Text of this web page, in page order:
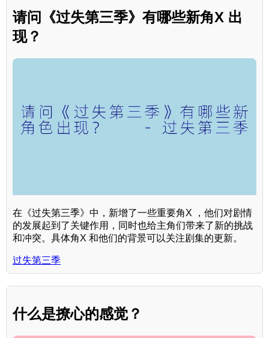
请问《过失第三季》有哪些新角X 出
现？
在《过失第三季》中，新增了一些重要角X ，他们对剧情
的发展起到了关键作用，同时也给主角们带来了新的挑战
和冲突。具体角X 和他们的背景可以关注剧集的更新。
过失第三季
什么是撩心的感觉？